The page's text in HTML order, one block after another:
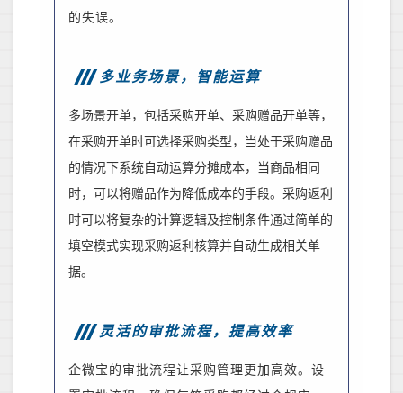
的失误。
多业务场景，智能运算
多场景开单，包括采购开单、采购赠品开单等，
在采购开单时可选择采购类型，
当处于采购赠品
的情况下系统自动运算分摊成本，当商品相同
时，可以将赠品作为降低成本的手段。采购返利
时可以将复杂的计算逻辑及控制条件通过简单的
填空模式实现采购返利核算并自动生成相关单
据。
灵活的审批流程，提高效率
企微宝的审批流程让采购管理更加高效。设